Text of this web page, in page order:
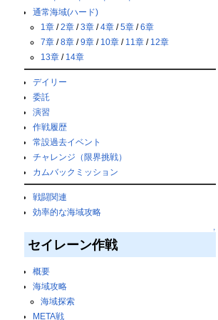
通常海域(ハード)
1章 /2章 /3章 /4章 /5章 /6章
7章 /8章 /9章 / 10章 / 11章 / 12章
13章 / 14章
デイリー
委託
演習
作戦履歴
常設過去イベント
チャレンジ（限界挑戦）
カムバックミッション
戦闘関連
効率的な海域攻略
↑
セイレーン作戦
概要
海域攻略
海域探索
META戦